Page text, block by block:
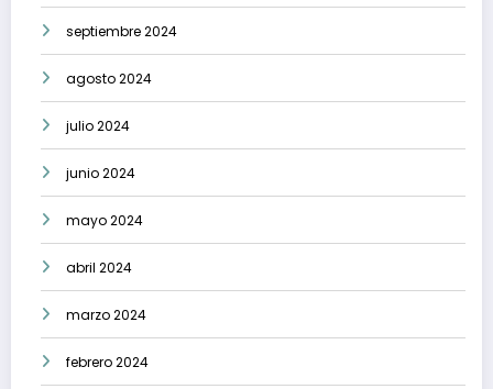
septiembre 2024
agosto 2024
julio 2024
junio 2024
mayo 2024
abril 2024
marzo 2024
febrero 2024